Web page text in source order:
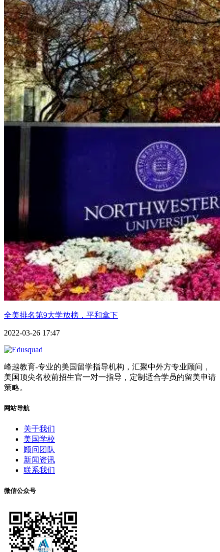
全美排名第9大学放榜，平和拿下
2022-03-26 17:47
峰越教育-专业的美国留学指导机构，汇聚中外方专业顾问，
美国顶尖名校前招生官一对一指导，定制适合学员的留美申请
策略。
网站导航
关于我们
美国学校
顾问团队
新闻资讯
联系我们
微信公众号